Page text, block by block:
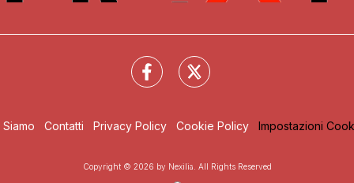
Siamo Contatti Privacy Policy Cookie Policy Impostazioni
Copyright © 2026 by Nexilia. All Rights Reserved